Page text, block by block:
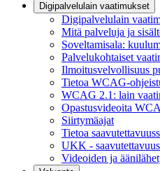
Digipalvelulain vaatimukset
Digipalvelulain
Mitä palveluja ja
Soveltamisala:
Palvelukohtaiset
Ilmoitusvelvollisuus
Tietoa WCAG-
WCAG 2.1: lain
Opastusvideoita
Siirtymäajat
Tietoa
UKK -
Videoiden ja